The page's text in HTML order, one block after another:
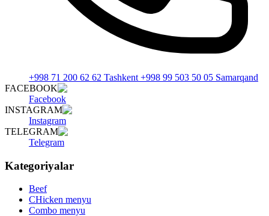
+998 71 200 62 62 Tashkent +998 99 503 50 05 Samarqand
FACEBOOK
Facebook
INSTAGRAM
Instagram
TELEGRAM
Telegram
Kategoriyalar
Beef
CHicken menyu
Combo menyu